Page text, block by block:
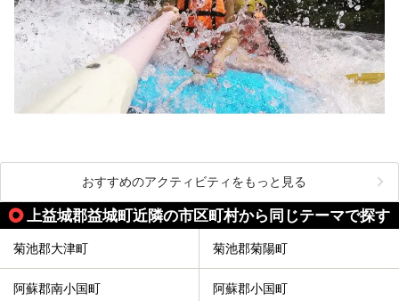
おすすめのアクティビティをもっと見る
上益城郡益城町近隣の市区町村から同じテーマで探す
菊池郡大津町 菊池郡菊陽町
阿蘇郡南小国町 阿蘇郡小国町